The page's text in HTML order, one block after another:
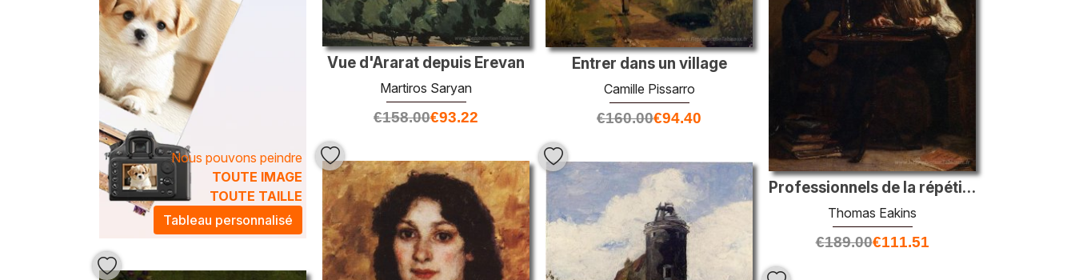
Nous pouvons peindre
TOUTE IMAGE
TOUTE TAILLE
Tableau personnalisé
Vue d'Ararat depuis Erevan
Martiros Saryan
€158.00€93.22
Entrer dans un village
Camille Pissarro
€160.00€94.40
Professionnels de la répétition
Thomas Eakins
€189.00€111.51